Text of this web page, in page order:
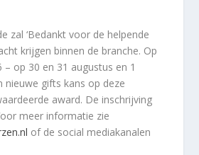
zal ‘Bedankt voor de helpende
krijgen binnen de branche. Op
op 30 en 31 augustus en 1
nieuwe gifts kans op deze
award. De inschrijving
meer informatie zie
of de social mediakanalen